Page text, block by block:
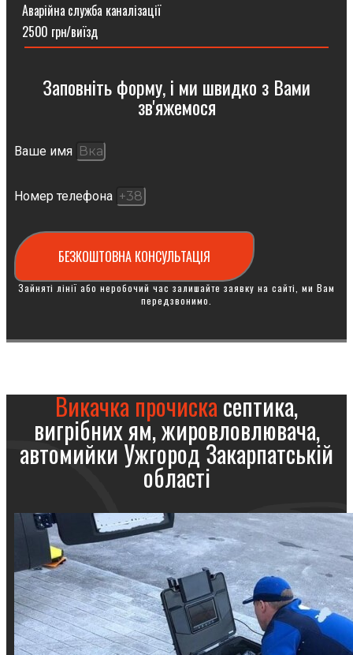
Аварійна служба каналізації
2500 грн/виїзд
Заповніть форму, і ми швидко з Вами
зв'яжемося
Ваше имя
Номер телефона
БЕЗКОШТОВНА КОНСУЛЬТАЦІЯ
Зайняті лінії або неробочий час залишайте заявку на сайті, ми Вам
передзвонимо.
Викачка прочискасептика,
вигрібних ям, жировловлювача,
автомийки Ужгород Закарпатській
області